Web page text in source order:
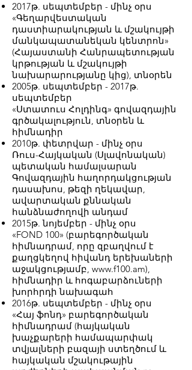
2017թ. սեպտեմբեր - մինչ օրս
«Գեղարվեստական ​​
դաստիարակության և մշակույթի
մանկապատանեկան կենտրոն»
(Հայաստանի Հանրապետության
կրթության և մշակույթի
նախարարությանը կից), տնօրեն
2005թ. սեպտեմբեր - 2017թ.
սեպտեմբեր
«Ստատուս Հոլդինգ» գովազդային
գրծակալություն, տնօրեն և
հիմնադիր
2010թ. փետրվար - մինչ օրս
Ռուս-Հայկական (Սլավոնական)
պետական ​​համալսարան
Գովազդային հաղորդակցության
դասախոս, թեզի ղեկավար,
ավարտական ​​քննական
հանձնաժողովի անդամ
2015թ. նոյեմբեր - մինչ օրս
«FOND 100» (բարեգործական
հիմնադրամ, որը զբաղվում է
քաղցկեղով հիվանդ երեխաների
աջակցությամբ, www.f100.am),
հիմնադիր և հոգաբարձուների
խորհրդի նախագահ
2016թ. սեպտեմբեր - մինչ օրս
«Հայ ֆոնդ» բարեգործական
հիմնադրամ (հայկական
խաչքարերի համապարփակ
տվյալների բազայի ստեղծում և
հայկական մշակութային